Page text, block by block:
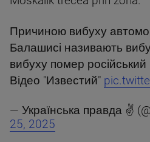
Причиною вибуху
Балашисі називають
вибуху помер
Відео "Известий"
— Українська правда ✌️
25, 2025